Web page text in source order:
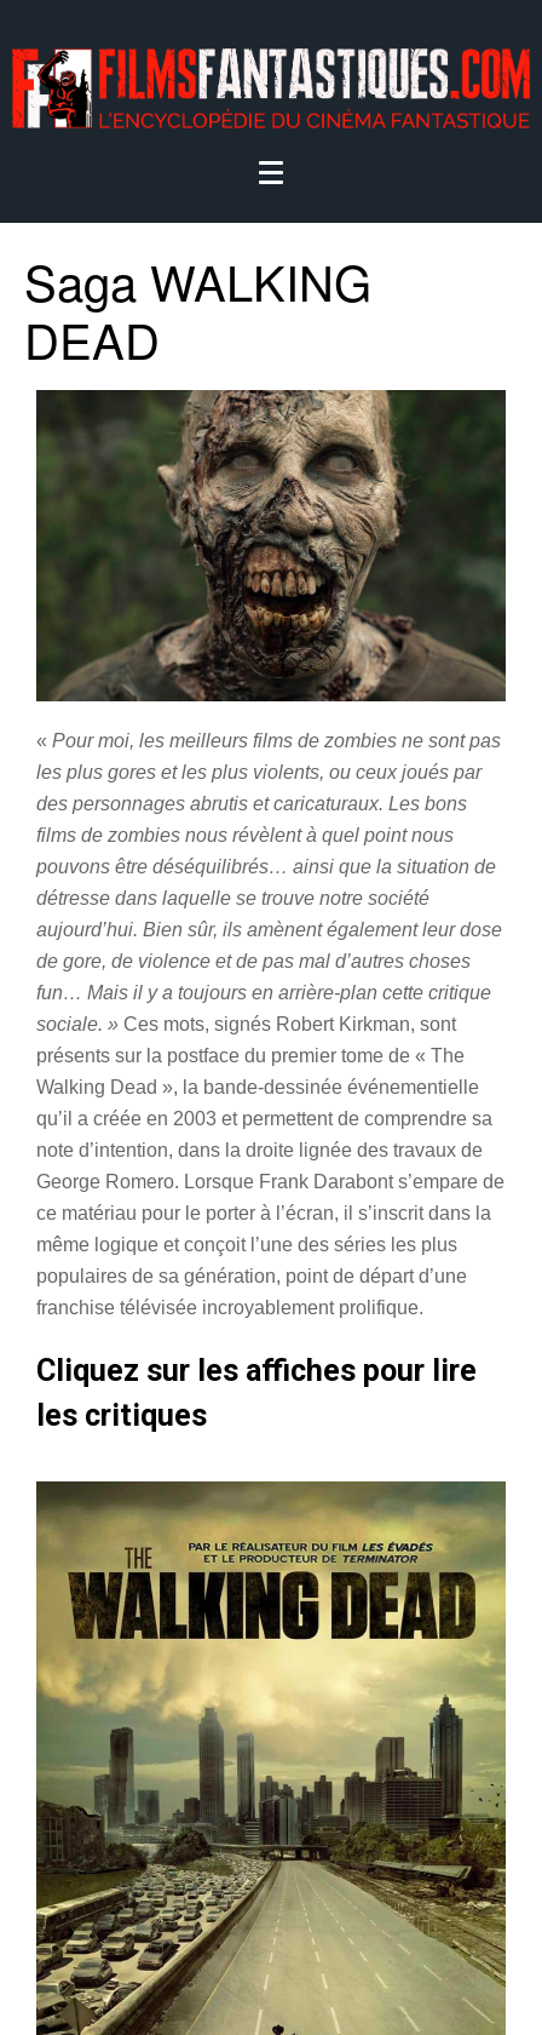
Saga WALKING
DEAD
« Pour moi, les meilleurs films de zombies ne sont pas
les plus gores et les plus violents, ou ceux joués par
des personnages abrutis et caricaturaux. Les bons
films de zombies nous révèlent à quel point nous
pouvons être déséquilibrés… ainsi que la situation de
détresse dans laquelle se trouve notre société
aujourd’hui. Bien sûr, ils amènent également leur dose
de gore, de violence et de pas mal d’autres choses
fun… Mais il y a toujours en arrière-plan cette critique
sociale. » Ces mots, signés Robert Kirkman, sont
présents sur la postface du premier tome de « The
Walking Dead », la bande-dessinée événementielle
qu’il a créée en 2003 et permettent de comprendre sa
note d’intention, dans la droite lignée des travaux de
George Romero. Lorsque Frank Darabont s’empare de
ce matériau pour le porter à l’écran, il s’inscrit dans la
même logique et conçoit l’une des séries les plus
populaires de sa génération, point de départ d’une
franchise télévisée incroyablement prolifique.
Cliquez sur les affiches pour lire
les critiques